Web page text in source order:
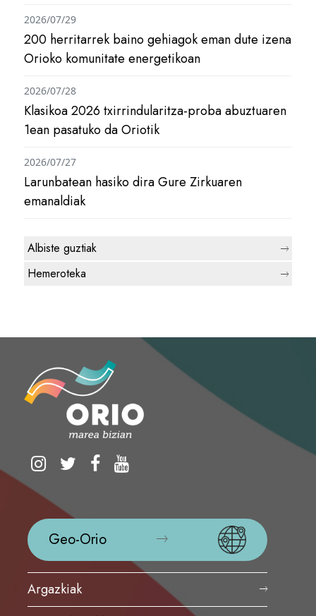
200 herritarrek baino gehiagok eman dute izena
Orioko komunitate energetikoan
2026/07/29
Klasikoa 2026 txirrindularitza-proba abuztuaren
1ean pasatuko da Oriotik
2026/07/28
Larunbatean hasiko dira Gure Zirkuaren
emanaldiak
2026/07/27
Albiste guztiak
Hemeroteka
Geo-Orio
Argazkiak